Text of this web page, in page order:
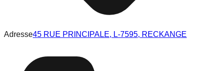
Adresse45 RUE PRINCIPALE, L-7595, RECKANGE